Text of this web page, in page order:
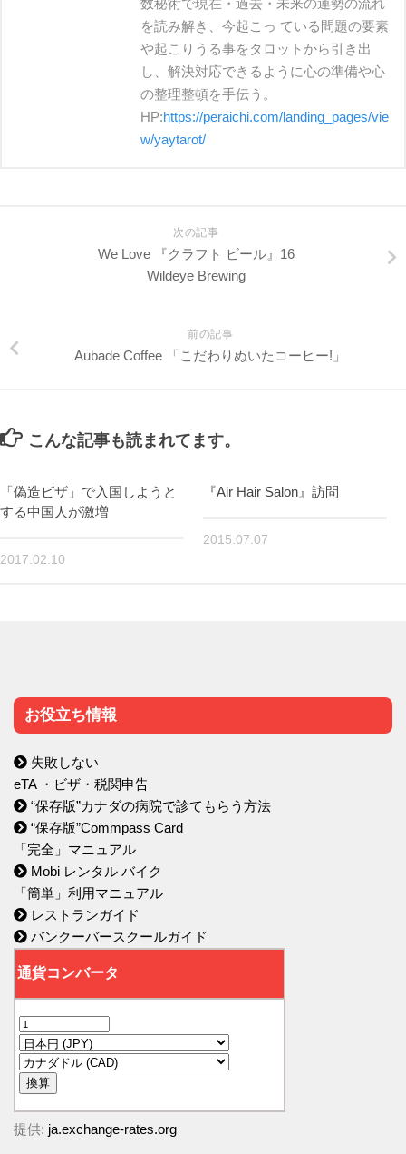
数秘術で現在・過去・未来の運勢の流れ
を読み解き、今起こっ ている問題の要素
や起こりうる事をタロットから引き出
し、解決対応できるように心の準備や心
の整理整頓を手伝う。
HP:https://peraichi.com/landing_pages/vie
w/yaytarot/
次の記事
We Love 『クラフト ビール』16
Wildeye Brewing
前の記事
Aubade Coffee 「こだわりぬいたコーヒー!」
こんな記事も読まれてます。
「偽造ビザ」で入国しようと
する中国人が激増
2017.02.10
『Air Hair Salon』訪問
2015.07.07
お役立ち情報
失敗しない
eTA ・ビザ・税関申告
“保存版”カナダの病院で診てもらう方法
“保存版”Commpass Card
「完全」マニュアル
Mobi レンタル バイク
「簡単」利用マニュアル
レストランガイド
バンクーバースクールガイド
提供: ja.exchange-rates.org